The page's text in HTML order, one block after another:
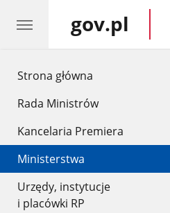
Strona główna
Rada Ministrów
Kancelaria Premiera
Ministerstwa
Urzędy, instytucje
i placówki RP
gov.pl